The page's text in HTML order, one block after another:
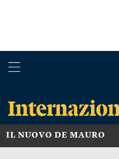
IL NUOVO DE MAURO